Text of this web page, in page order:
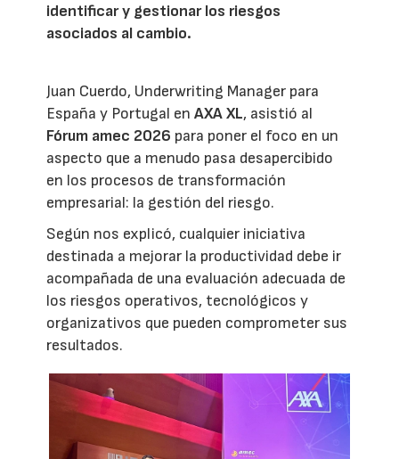
identificar y gestionar los riesgos
asociados al cambio.
Juan Cuerdo, Underwriting Manager para
España y Portugal enAXA XL, asistió al
Fórum amec 2026 para poner el foco en un
aspecto que a menudo pasa desapercibido
en los procesos de transformación
empresarial: la gestión del riesgo.
Según nos explicó, cualquier iniciativa
destinada a mejorar la productividad debe ir
acompañada de una evaluación adecuada de
los riesgos operativos, tecnológicos y
organizativos que pueden comprometer sus
resultados.